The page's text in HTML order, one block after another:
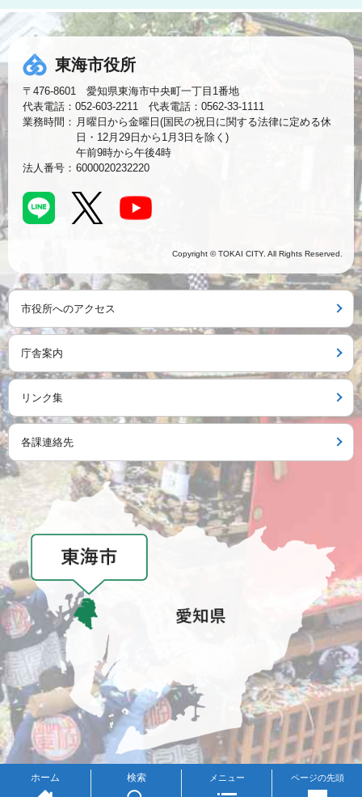
ホーム 検索 メニュー
東海市役所
〒476-8601 愛知県東海市中央町一丁目1番地
代表電話：052-603-2211 代表電話：0562-33-1111
業務時間： 月曜日から金曜日(国民の祝日に関する法律に定める休
日・12月29日から1月3日を除く)
午前9時から午後4時
法人番号： 6000020232220
Copyright © TOKAI CITY. All Rights Reserved.
市役所へのアクセス
庁舎案内
リンク集
各課連絡先